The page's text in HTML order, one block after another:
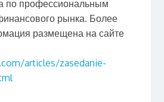
по профессиональным
рынка. Более
размещена на сайте
articles/zasedanie-